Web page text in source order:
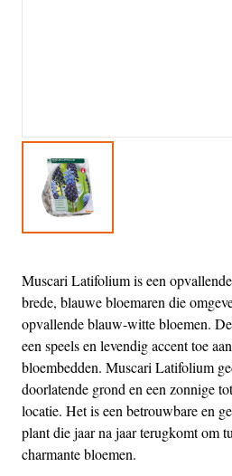
Muscari Latifolium is een
brede, blauwe bloemaren die
opvallende blauw-witte bloemen.
een speels en levendig accent toe
bloembedden. Muscari Latifolium
doorlatende grond en een zonnige
locatie. Het is een betrouwbare en
plant die jaar na jaar terugkomt om
charmante bloemen.